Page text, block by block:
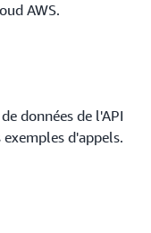
AWS.
données de l'API
d'appels.